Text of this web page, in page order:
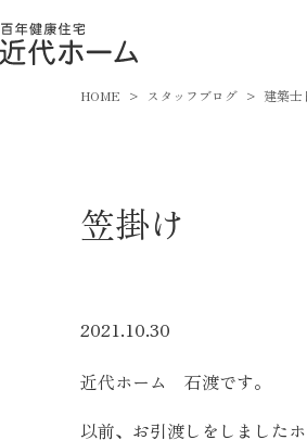
家づくりへの想い
HOME スタッフブログ 建築士
笠掛け
2021.10.30
近代ホーム 石渡です。
以前、お引渡しをしました